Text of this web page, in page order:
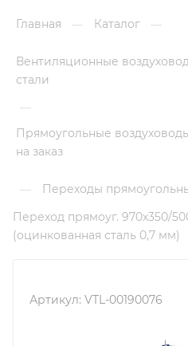
Главная — Каталог —
Вентиляционные
стали
—
Прямоугольные
на заказ
— Переходы
Переход прямоуг. 970х350/
(оцинкованная сталь 0,7 мм)
Артикул: VTL-00190076